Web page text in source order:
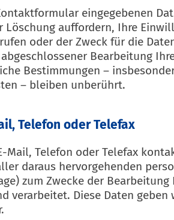
eingegebenen
Löschung auffordern, Ihre
oder der Zweck für die
Bearbeitung
Bestimmungen –
– bleiben unberührt.
Telefon oder Telefax
Mail, Telefon oder Telefax
daraus hervorgehenden
zum Zwecke der
verarbeitet. Diese Daten